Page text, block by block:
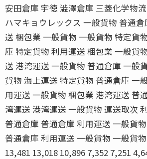
安田倉庫 宇徳 澁澤倉庫 三菱化学物
ハマキョウレックス 一般貨物 普通
送 梱包業 一般貨物 一般貨物 特定貨
庫 特定貨物 利用運送 梱包業 一般貨
送 港湾運送 一般貨物 普通倉庫 一般
貨物 海上運送 特定貨物 普通倉庫 一
用運送 一般貨物 梱包業 港湾運送 普
湾運送 港湾運送 一般貨物 運送取次
普通倉庫 普通倉庫 利用運送 一般貨
普通倉庫 利用運送 一般貨物 一般貨
13,481 13,018 10,896 7,352 7,251